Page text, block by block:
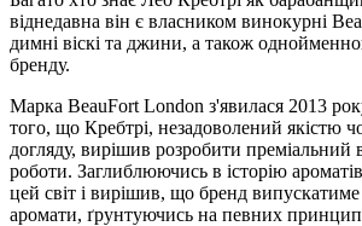
віднедавна він є власником винокурні
димні віскі та джини, а також
бренду.
Марка BeauFort London з'явилася 2013
того, що Кребтрі, незадоволений якістю
догляду, вирішив розробити преміальний
роботи. Заглиблюючись в історію
цей світ і вирішив, що бренд
аромати, ґрунтуючись на певних